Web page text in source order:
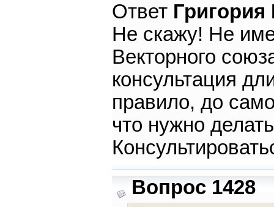
Ответ
Не скажу! Не
Векторного
консультация
правило, до
что нужно
Вопрос 1428